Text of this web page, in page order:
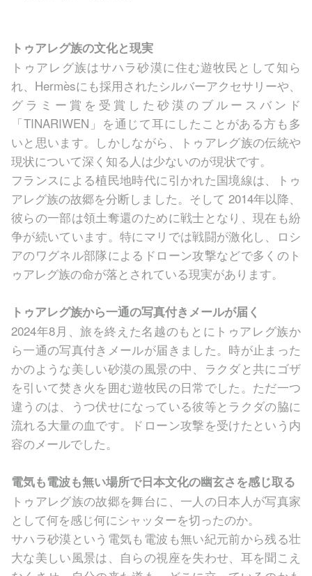
トゥアレグ族の⽂化と現実
トゥアレグ族はサハラ砂漠に住む遊牧⺠として知ら
れ、Hermèsにも採⽤されたシルバーアクセサリーや、
グラミー賞を受賞した砂漠のブルースバンド
「TINARIWEN」を通じて⽿にしたことがある⽅も多
いと思います。しかしながら、トゥアレグ族の伝統や
現状について深く知る⼈は少ないのが現状です。
フランスによる植⺠地時代に引かれた国境線は、トゥ
アレグ族の故郷を分断しました。そして 2014年以降、
彼らの⼀部は領⼟奪還のために戦⼠となり、現在も紛
争が続いています。特にマリでは戦闘が激化し、ロシ
アのワグネル部隊によるドローン攻撃などで多くのト
ゥアレグ族の命が落とされている現実があります。
トゥアレグ族から⼀通の写真付きメールが届く
2024年8⽉、旅を終えた名越のもとにトゥアレグ族か
ら⼀通の写真付きメールが届きました。時が⽌まった
かのような美しい砂漠の⾵景の中、ラクダと共にゴザ
を引いて焚き⽕を囲む遊牧⺠の⽇常でした。ただ⼀つ
違うのは、うつ伏せになっている彼等とラクダの脇に
流れる⼤量の⾎です。ドローン攻撃を受けたという内
容のメールでした。
電気も電波も無い場所で⽇本⽂化の幽⽞さを感じ取る
トゥアレグ族の故郷を舞台に、⼀⼈の⽇本⼈が写真家
として何を感じ何にシャッターを切ったのか。
サハラ砂漠という電気も電波も無い紀元前から残る壮
⼤な美しい⾵景は、⾃らの視座を失わせ、⽿を聞こえ